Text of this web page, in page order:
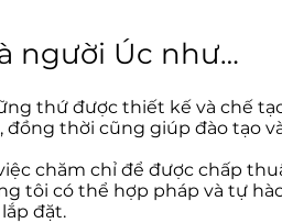
người Úc như…
thứ được thiết kế và chế
đồng thời cũng giúp đào tạo
chăm chỉ để được chấp
tôi có thể hợp pháp và tự
đặt.